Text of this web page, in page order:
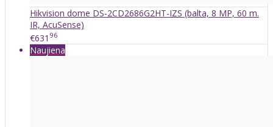
Hikvision dome DS-2CD2686G2HT-IZS (balta, 8 MP, 60 m.
IR, AcuSense)
€631 96
Naujiena